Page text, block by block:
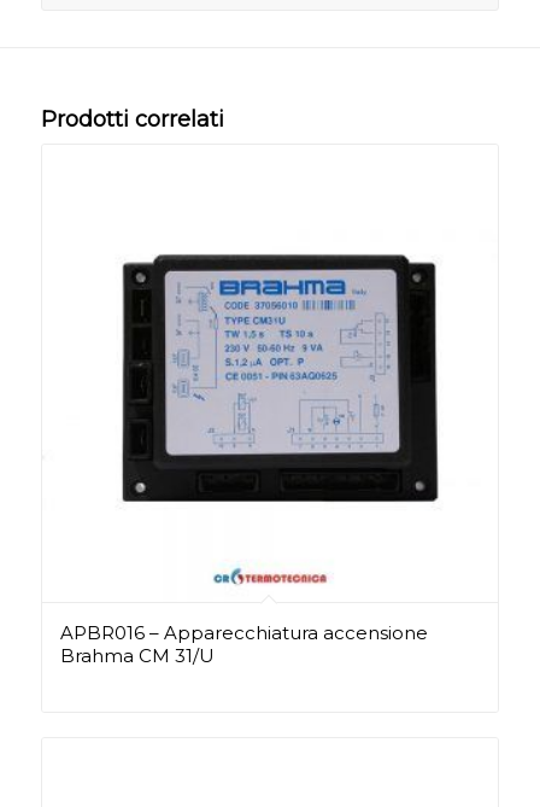
Prodotti correlati
APBR016 – Apparecchiatura accensione
Brahma CM 31/U